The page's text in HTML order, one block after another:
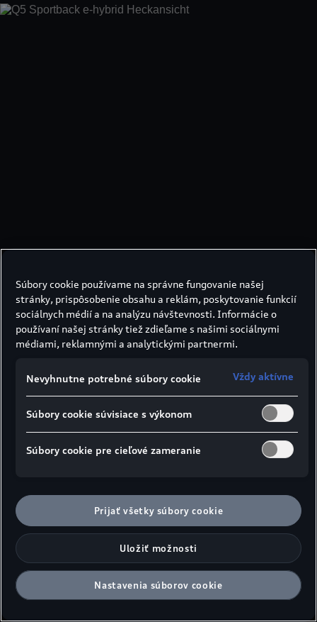
Súbory cookie používame na správne fungovanie našej
stránky, prispôsobenie obsahu a reklám, poskytovanie funkcií
sociálnych médií a na analýzu návštevnosti. Informácie o
používaní našej stránky tiež zdieľame s našimi sociálnymi
médiami, reklamnými a analytickými partnermi.
Nevyhnutne potrebné súbory cookie Vždy aktívne
Súbory cookie súvisiace s výkonom
Súbory cookie pre cieľové zameranie
Prijať všetky súbory cookie
Uložiť možnosti
Nastavenia súborov cookie